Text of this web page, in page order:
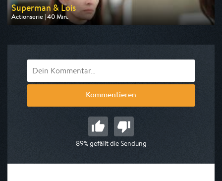
Superman & Lois
Actionserie | 40 Min.
Ausgestrahlt von Pro 7 Maxx
Kommentieren
89% gefällt die Sendung